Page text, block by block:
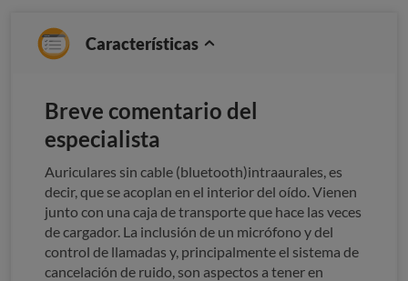
Características
Breve comentario del
especialista
Auriculares sin cable (bluetooth)intraaurales, es
decir, que se acoplan en el interior del oído. Vienen
junto con una caja de transporte que hace las veces
de cargador. La inclusión de un micrófono y del
control de llamadas y, principalmente el sistema de
cancelación de ruido, son aspectos a tener en